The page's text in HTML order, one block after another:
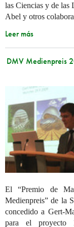
las Ciencias y de las
Abel y otros
Leer más
DMV Medienpreis
El “Premio de
Medienpreis” de la
concedido a Gert-
para el proyecto